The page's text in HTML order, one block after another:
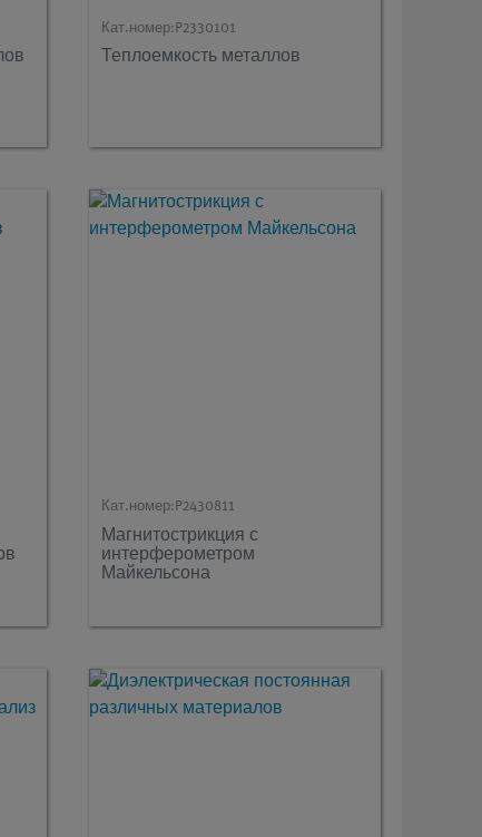
Кат.номер: P2330101
Теплоемкость металлов
Кат.номер: P2430811
Магнитострикция с
интерферометром
Майкельсона